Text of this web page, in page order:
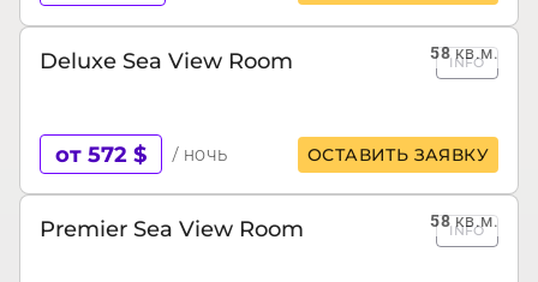
58кв.м.
Deluxe Sea View Room INFO
от 572 $ / ночь ОСТАВИТЬ ЗАЯВКУ
58кв.м.
Premier Sea View Room INFO